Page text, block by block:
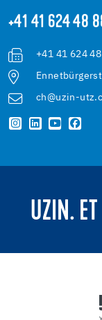
+41 41 624 48
+41 41 624
ch@uzin-
UZIN.